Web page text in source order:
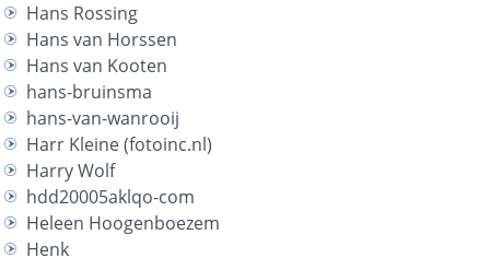
Hans Rossing
Hans van Horssen
Hans van Kooten
hans-bruinsma
hans-van-wanrooij
Harr Kleine (fotoinc.nl)
Harry Wolf
hdd20005aklqo-com
Heleen Hoogenboezem
Henk